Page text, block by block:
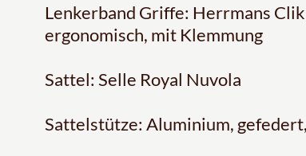
Lenkerband Griffe: Herrmans
ergonomisch, mit Klemmung
Sattel: Selle Royal Nuvola
Sattelstütze: Aluminium,